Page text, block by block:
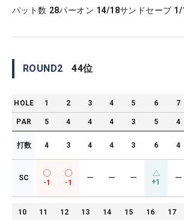
パット数 28パーオン 14/18サンドセーブ 1/
ROUND2 44位
HOLE 1 2 3 4 5 6 7
PAR 5 4 4 4 3 5 4
打数 4 3 4 4 3 6 4
SC
-1 -1
ー ー ー +1 ー
10 11 12 13 14 15 16 17